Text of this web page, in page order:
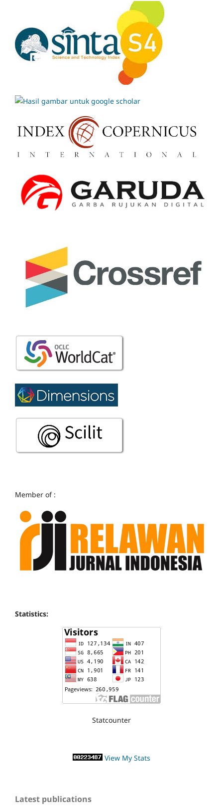
Member of :
Statistics:
Statcounter
View My Stats
Latest publications